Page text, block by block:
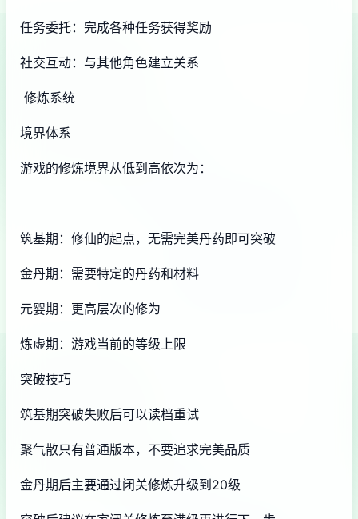
任务委托：完成各种任务获得奖励
社交互动：与其他角色建立关系
修炼系统
境界体系
游戏的修炼境界从低到高依次为：
筑基期：修仙的起点，无需完美丹药即可突破
金丹期：需要特定的丹药和材料
元婴期：更高层次的修为
炼虚期：游戏当前的等级上限
突破技巧
筑基期突破失败后可以读档重试
聚气散只有普通版本，不要追求完美品质
金丹期后主要通过闭关修炼升级到20级